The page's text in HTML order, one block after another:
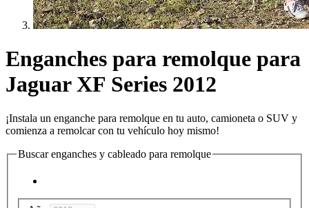
Enganches para remolque para
Jaguar XF Series 2012
¡Instala un enganche para remolque en tu auto, camioneta o SUV y
comienza a remolcar con tu vehículo hoy mismo!
Buscar enganches y cableado para remolque